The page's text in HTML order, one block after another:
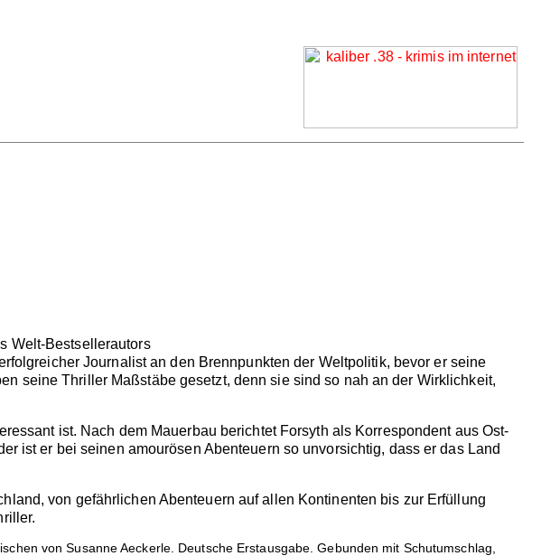
Welt-Bestsellerautors
Journalist an den Brennpunkten der Weltpolitik, bevor er seine
seine Thriller Maßstäbe gesetzt, denn sie sind so nah an der Wirklichkeit,
ist. Nach dem Mauerbau berichtet Forsyth als Korrespondent aus Ost-
ist er bei seinen amourösen Abenteuern so unvorsichtig, dass er das Land
von gefährlichen Abenteuern auf allen Kontinenten bis zur Erfüllung
von Susanne Aeckerle. Deutsche Erstausgabe. Gebunden mit Schutumschlag,